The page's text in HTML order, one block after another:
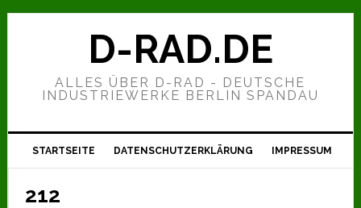
Zur
Hauptnavigation
Zum
Zur
D-RAD.DE
ALLES ÜBER D-RAD - DEUTSCHE
INDUSTRIEWERKE BERLIN SPANDAU
STARTSEITE DATENSCHUTZERKLÄRUNG IMPRESSUM
212